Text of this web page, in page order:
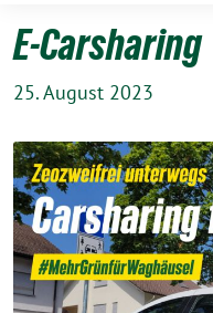
E-Carsharing
25. August 2023